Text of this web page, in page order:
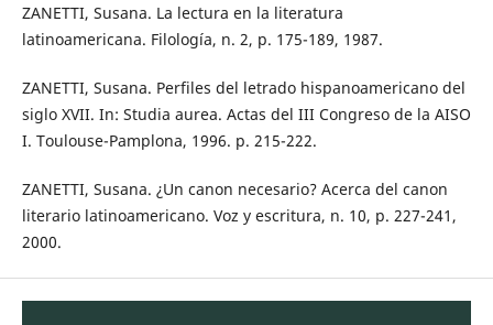
ZANETTI, Susana. La lectura en la literatura
latinoamericana. Filología, n. 2, p. 175-189, 1987.
ZANETTI, Susana. Perfiles del letrado hispanoamericano del
siglo XVII. In: Studia aurea. Actas del III Congreso de la AISO
I. Toulouse-Pamplona, 1996. p. 215-222.
ZANETTI, Susana. ¿Un canon necesario? Acerca del canon
literario latinoamericano. Voz y escritura, n. 10, p. 227-241,
2000.